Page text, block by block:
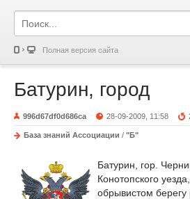
Полная версия сайта
Батурин, город
996d67df0d686ca 28-09-2009, 11:58
База знаний Ассоциации / "Б"
Батурин, гор.
Конотопского
обрывистом берегу